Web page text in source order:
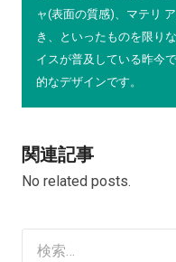
ャ(表面の質感)、マテリ
き、といったものを限り
イスが普及している昨今
的なデザインです。
関連記事
No related posts.